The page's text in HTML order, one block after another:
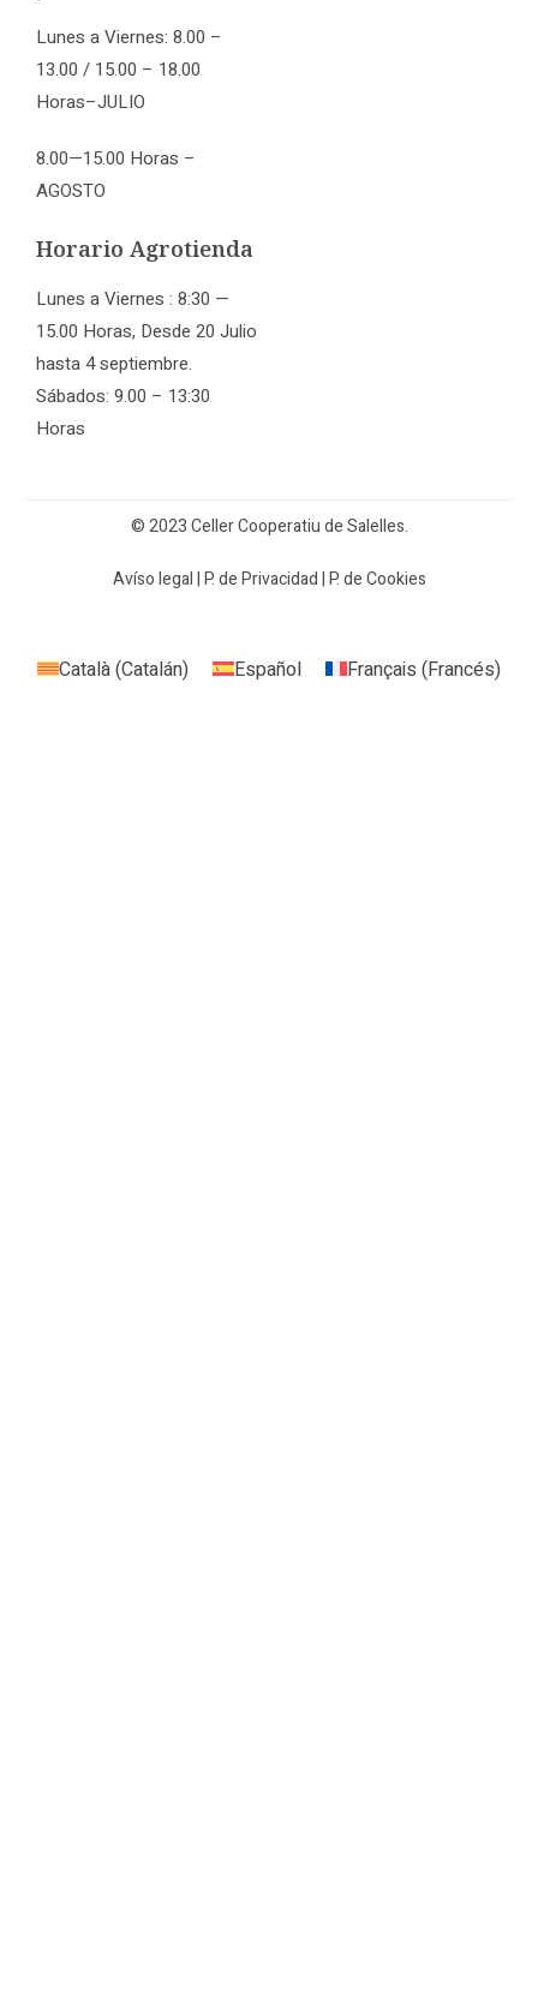
Lunes a Viernes: 8.00 –
13.00 / 15.00 – 18.00
Horas–JULIO
8.00—15.00 Horas –
AGOSTO
Horario Agrotienda
Lunes a Viernes : 8:30 —
15.00 Horas, Desde 20 Julio
hasta 4 septiembre.
Sábados: 9.00 – 13:30
Horas
© 2023 Celler Cooperatiu de Salelles.
Avíso legal|P. de Privacidad|P. de Cookies
Català(Catalán) Español Français (Francés)